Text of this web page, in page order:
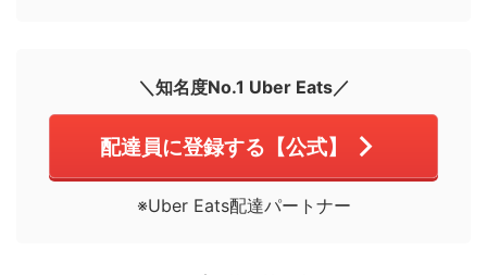
＼知名度No.1 Uber Eats／
配達員に登録する【公式】
※Uber Eats配達パートナー